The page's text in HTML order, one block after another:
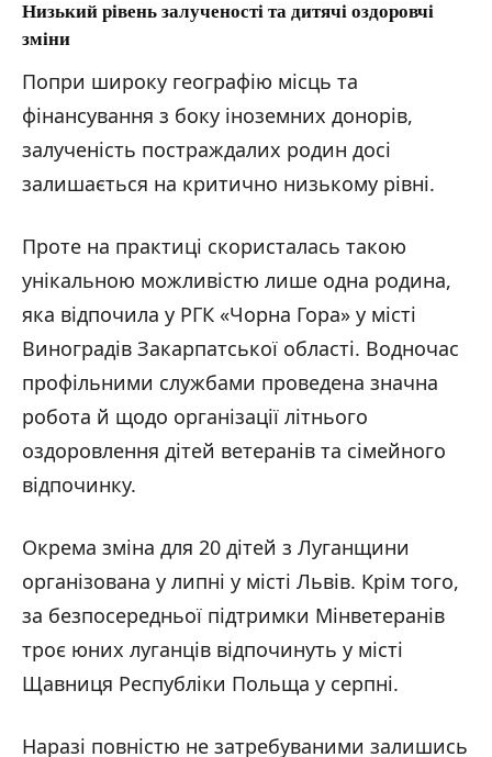
Низький рівень залученості та дитячі оздоровчі
зміни
Попри широку географію місць та
фінансування з боку іноземних донорів,
залученість постраждалих родин досі
залишається на критично низькому рівні.
Проте на практиці скористалась такою
унікальною можливістю лише одна родина,
яка відпочила у РГК «Чорна Гора» у місті
Виноградів Закарпатської області. Водночас
профільними службами проведена значна
робота й щодо організації літнього
оздоровлення дітей ветеранів та сімейного
відпочинку.
Окрема зміна для 20 дітей з Луганщини
організована у липні у місті Львів. Крім того,
за безпосередньої підтримки Мінветеранів
троє юних луганців відпочинуть у місті
Щавниця Республіки Польща у серпні.
Наразі повністю не затребуваними залишись